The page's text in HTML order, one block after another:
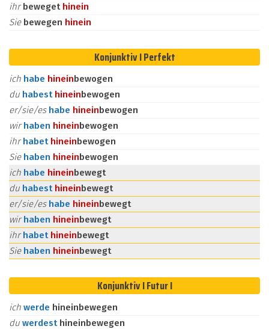
ihrbeweget hinein
Sie bewegen hinein
Konjunktiv I Perfekt
ich habe hineinbewogen
du habest hineinbewogen
er/sie/es habe hineinbewogen
wirhaben hineinbewogen
ihrhabet hineinbewogen
Sie haben hineinbewogen
ich habe hineinbewegt
du habest hineinbewegt
er/sie/es habe hineinbewegt
wirhaben hineinbewegt
ihrhabet hineinbewegt
Sie haben hineinbewegt
Konjunktiv I Futur I
ich werde hineinbewegen
du werdest hineinbewegen